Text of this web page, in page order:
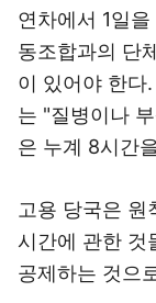
연차에서 1일
동조합과의 단
이 있어야 한다
는 "질병이나
은 누계 8시간
고용 당국은 원
시간에 관한 것
공제하는 것으